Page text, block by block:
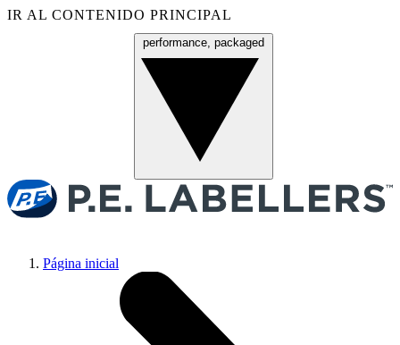
IR AL CONTENIDO PRINCIPAL
performance, packaged
Página inicial